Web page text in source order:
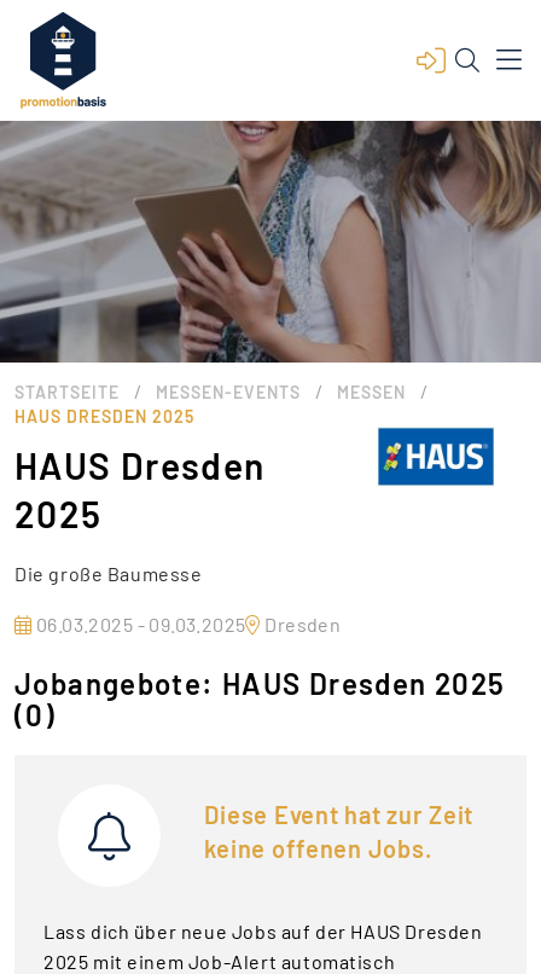
STARTSEITE / MESSEN-EVENTS / MESSEN /
HAUS DRESDEN 2025
HAUS Dresden
2025
Die große Baumesse
06.03.2025 - 09.03.2025 Dresden
Jobangebote: HAUS Dresden 2025
(0)
Diese Event hat zur Zeit
keine offenen Jobs.
Lass dich über neue Jobs auf der HAUS Dresden
2025 mit einem Job-Alert automatisch